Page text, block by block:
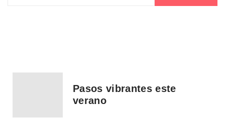
Pasos vibrantes este
verano